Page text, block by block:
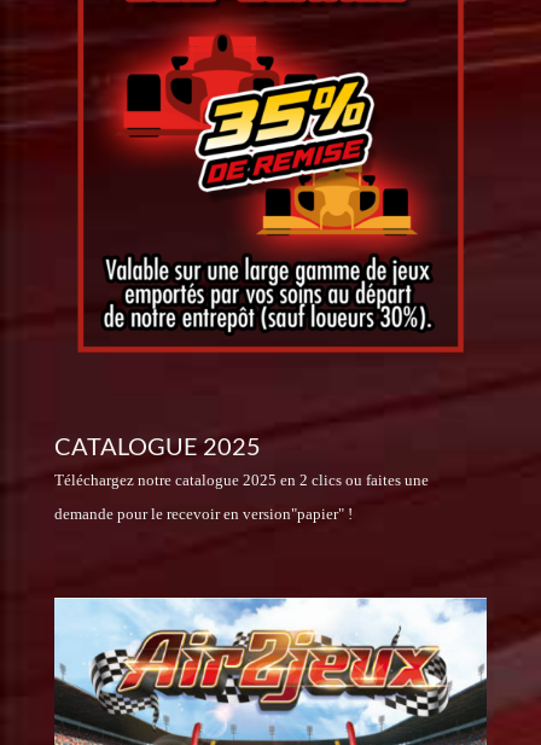
CATALOGUE 2025
Téléchargez notre catalogue 2025 en 2 clics ou faites une
demande pour le recevoir en version"papier" !